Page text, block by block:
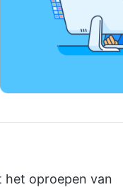
het oproepen van